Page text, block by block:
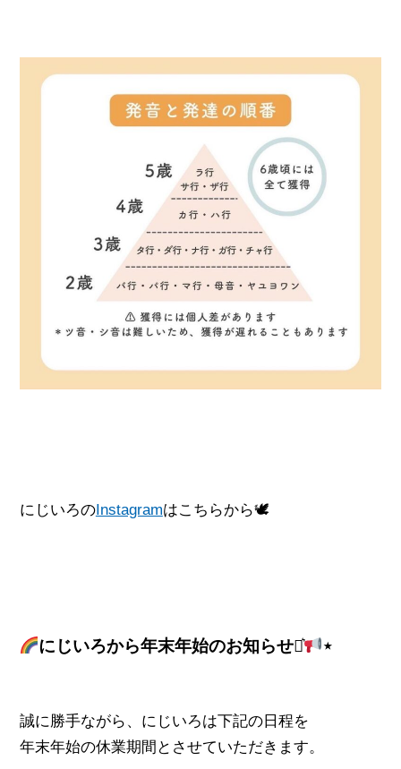
にじいろのInstagramはこちらから🕊
にじいろから年末年始のお知らせ⋆͛ ⋆
誠に勝手ながら、にじいろは下記の日程を
年末年始の休業期間とさせていただきます。